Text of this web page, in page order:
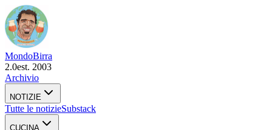
MondoBirra
2.0est. 2003
Archivio
NOTIZIE
Tutte le notizieSubstack
CUCINA